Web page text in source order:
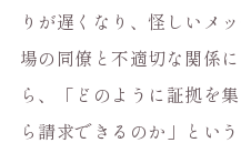
りが遅くなり、怪しいメ
場の同僚と不適切な関係
ら、「どのように証拠を
ら請求できるのか」とい